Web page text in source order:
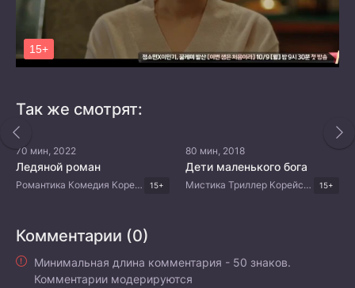
Так же смотрят:
70 мин, 2022
Ледяной роман
Романтика Комедия Корейские дорамы 15+
80 мин, 2018
Дети маленького бога
Мистика Триллер Корейские дорамы 15+
Комментарии (0)
Минимальная длина комментария - 50 знаков.
Комментарии модерируются